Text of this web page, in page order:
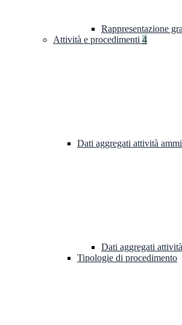
Rappresentazione
Attività e procedimenti 4
Dati aggregati attività
Dati aggregati
Tipologie di procedimento